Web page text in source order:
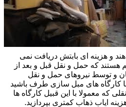
و هزینه ای بابتش دریافت نمی
هستند که حمل و نقل قبل و بعد از
و توسط نیروهای حمل و نقل
کارگاه های مبل سازی طرف باشید
که معمولا با این قبیل کارگاه ها
ایاب ذهاب کمتری بپردازید.